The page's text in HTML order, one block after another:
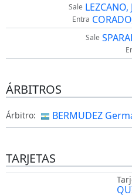
Sale
Entra
Sale
ÁRBITROS
Árbitro: BERMUDEZ
TARJETAS